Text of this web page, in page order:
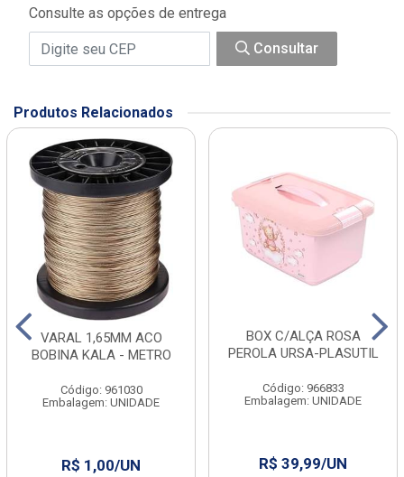
Consulte as opções de entrega
Consultar
Produtos Relacionados
VARAL 1,65MM ACO
BOBINA KALA - METRO
Código: 961030
Embalagem: UNIDADE
R$ 1,00/UN
BOX C/ALÇA ROSA
PEROLA URSA-PLASUTIL
Código: 966833
Embalagem: UNIDADE
R$ 39,99/UN